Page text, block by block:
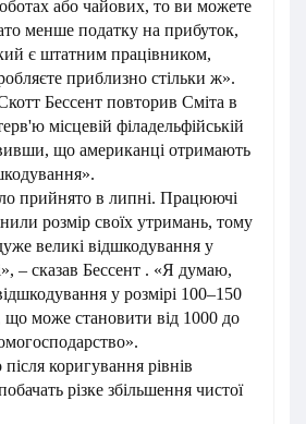
або чайових, то ви можете
менше податку на прибуток,
є штатним працівником,
приблизно стільки ж».
Бессент повторив Сміта в
місцевій філадельфійській
що американці отримають
прийнято в липні. Працюючі
розмір своїх утримань, тому
великі відшкодування у
– сказав Бессент . «Я думаю,
у розмірі 100–150
що може становити від 1000 до
коригування рівнів
різке збільшення чистої